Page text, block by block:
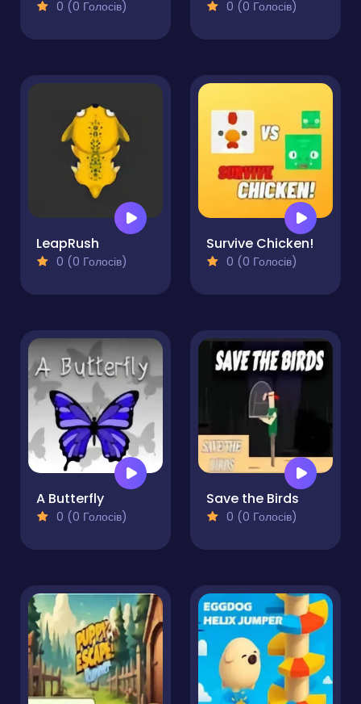
0 (0 Голосів) 0 (0 Голосів)
LeapRush
0 (0 Голосів)
Survive Chicken!
0 (0 Голосів)
A Butterfly
0 (0 Голосів)
Save the Birds
0 (0 Голосів)